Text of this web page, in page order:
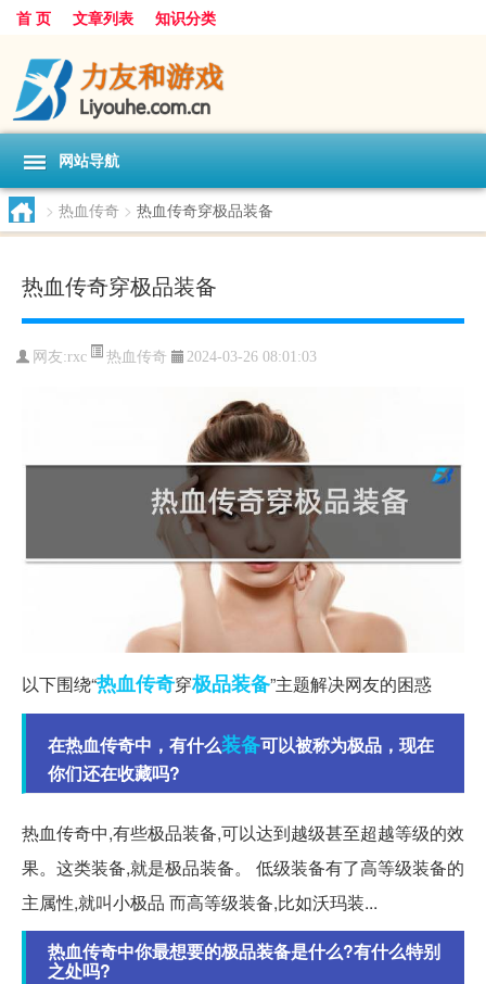
首 页 文章列表 知识分类
网站导航
> 热血传奇 > 热血传奇穿极品装备
热血传奇穿极品装备
网友:rxc 热血传奇 2024-03-26 08:01:03
以下围绕“热血传奇穿极品装备”主题解决网友的困惑
在热血传奇中，有什么装备可以被称为极品，现在
你们还在收藏吗?
热血传奇中,有些极品装备,可以达到越级甚至超越等级的效
果。这类装备,就是极品装备。 低级装备有了高等级装备的
主属性,就叫小极品 而高等级装备,比如沃玛装...
热血传奇中你最想要的极品装备是什么?有什么特别
之处吗?